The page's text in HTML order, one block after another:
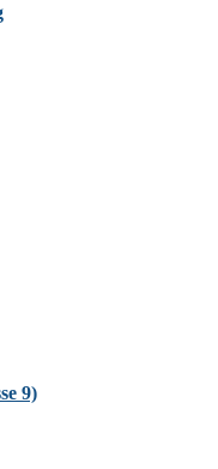
9)